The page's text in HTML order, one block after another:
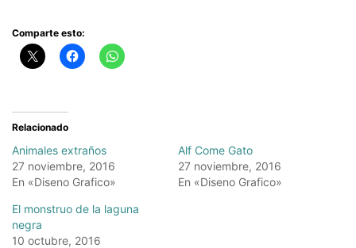
Comparte esto:
Relacionado
Animales extraños
27 noviembre, 2016
En «Diseno Grafico»
Alf Come Gato
27 noviembre, 2016
En «Diseno Grafico»
El monstruo de la laguna
negra
10 octubre, 2016